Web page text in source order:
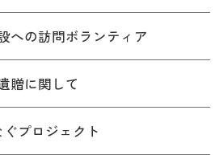
への訪問ボランティア
贈に関して
ぐプロジェクト